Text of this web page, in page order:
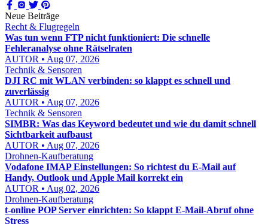
Neue Beiträge
Recht & Flugregeln
Was tun wenn FTP nicht funktioniert: Die schnelle
Fehleranalyse ohne Rätselraten
AUTOR • Aug 07, 2026
Technik & Sensoren
DJI RC mit WLAN verbinden: so klappt es schnell und
zuverlässig
AUTOR • Aug 07, 2026
Technik & Sensoren
SIMBR: Was das Keyword bedeutet und wie du damit schnell
Sichtbarkeit aufbaust
AUTOR • Aug 07, 2026
Drohnen-Kaufberatung
Vodafone IMAP Einstellungen: So richtest du E-Mail auf
Handy, Outlook und Apple Mail korrekt ein
AUTOR • Aug 02, 2026
Drohnen-Kaufberatung
t-online POP Server einrichten: So klappt E-Mail-Abruf ohne
Stress